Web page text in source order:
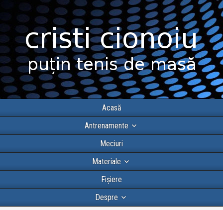
Acasă
Antrenamente
Meciuri
Materiale
Fișiere
Despre